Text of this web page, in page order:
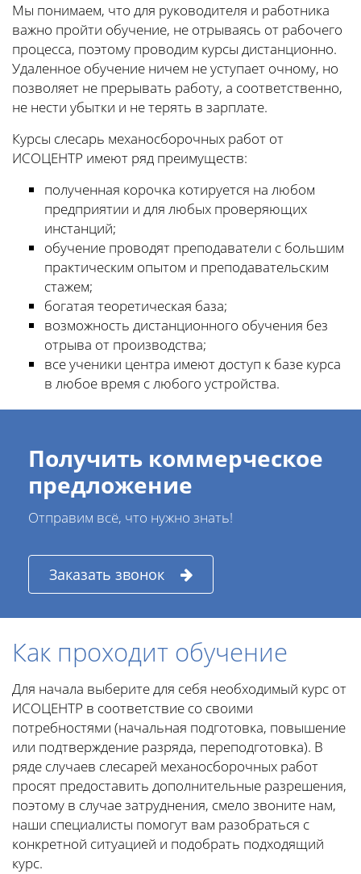
Мы понимаем, что для руководителя и работника
важно пройти обучение, не отрываясь от рабочего
процесса, поэтому проводим курсы дистанционно.
Удаленное обучение ничем не уступает очному, но
позволяет не прерывать работу, а соответственно,
не нести убытки и не терять в зарплате.
Курсы слесарь механосборочных работ от
ИСОЦЕНТР имеют ряд преимуществ:
полученная корочка котируется на любом
предприятии и для любых проверяющих
инстанций;
обучение проводят преподаватели с большим
практическим опытом и преподавательским
стажем;
богатая теоретическая база;
возможность дистанционного обучения без
отрыва от производства;
все ученики центра имеют доступ к базе курса
в любое время с любого устройства.
Получить коммерческое
предложение
Отправим всё, что нужно знать!
Заказать звонок
Как проходит обучение
Для начала выберите для себя необходимый курс от
ИСОЦЕНТР в соответствие со своими
потребностями (начальная подготовка, повышение
или подтверждение разряда, переподготовка). В
ряде случаев слесарей механосборочных работ
просят предоставить дополнительные разрешения,
поэтому в случае затруднения, смело звоните нам,
наши специалисты помогут вам разобраться с
конкретной ситуацией и подобрать подходящий
курс.